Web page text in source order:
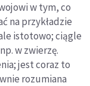
w tym, co
na przykładzie
istotowo; ciągle
w zwierzę.
jest coraz to
rozumiana